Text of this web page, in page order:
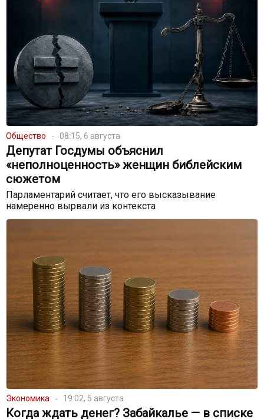
Общество 08:15, 6 августа
Депутат Госдумы объяснил
«неполноценность» женщин библейским
сюжетом
Парламентарий считает, что его высказывание
намеренно вырвали из контекста
Экономика 19:02, 5 августа
Когда ждать денег? Забайкалье — в списке